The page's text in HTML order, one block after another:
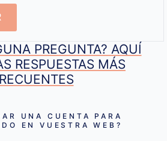
PREGUNTA? AQUÍ
RESPUESTAS MÁS
UNA CUENTA PARA
EN VUESTRA WEB?